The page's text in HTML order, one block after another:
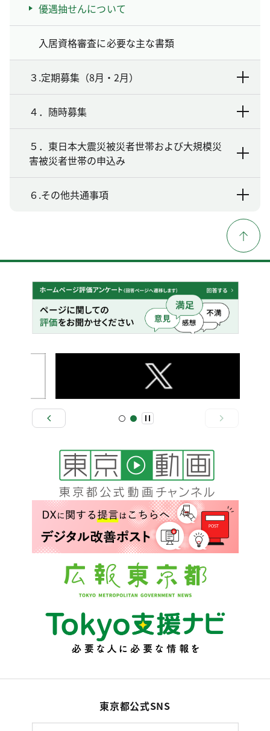
優遇抽せんについて
入居資格審査に必要な主な書類
３.定期募集（8月・2月）
４．随時募集
５．東日本大震災被災者世帯および大規模災
害被災者世帯の申込み
６.その他共通事項
東京都公式SNS